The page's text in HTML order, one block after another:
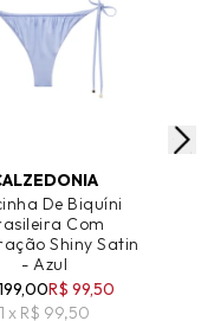
De Biquíni
Com
Shiny Satin
- Azul
R$ 99,50
1 x R$ 99,50